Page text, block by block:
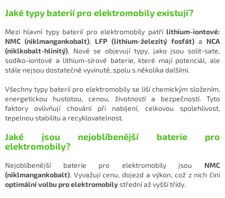
Jaké typy baterií pro elektromobily existují?
Mezi hlavní typy baterií pro elektromobily patří lithium-iontové:
NMC (niklmangankobalt), LFP (lithium-železitý fosfát) a NCA
(niklkobalt-hlinitý). Nově se objevují typy, jako jsou solit-sate,
sodíko-iontové a lithium-sírové baterie, které mají potenciál, ale
stále nejsou dostatečně vyvinuté, spolu s několika dalšími.
Všechny typy baterií pro elektromobily se liší chemickým složením,
energetickou hustotou, cenou, životností a bezpečností. Tyto
faktory ovlivňují chování při nabíjení, celkovou spolehlivost,
tepelnou stabilitu a recyklovatelnost.
Jaké jsou nejoblíbenější baterie pro
elektromobily?
Nejoblíbenější baterie pro elektromobily jsou NMC
(niklmangankobalt). Vyvažují cenu, dojezd a výkon, což z nich činí
optimální volbu pro elektromobilystřední až vyšší třídy.